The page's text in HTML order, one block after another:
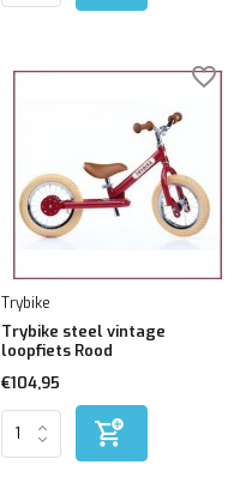
Trybike
Trybike steel vintage
loopfiets Rood
€104,95